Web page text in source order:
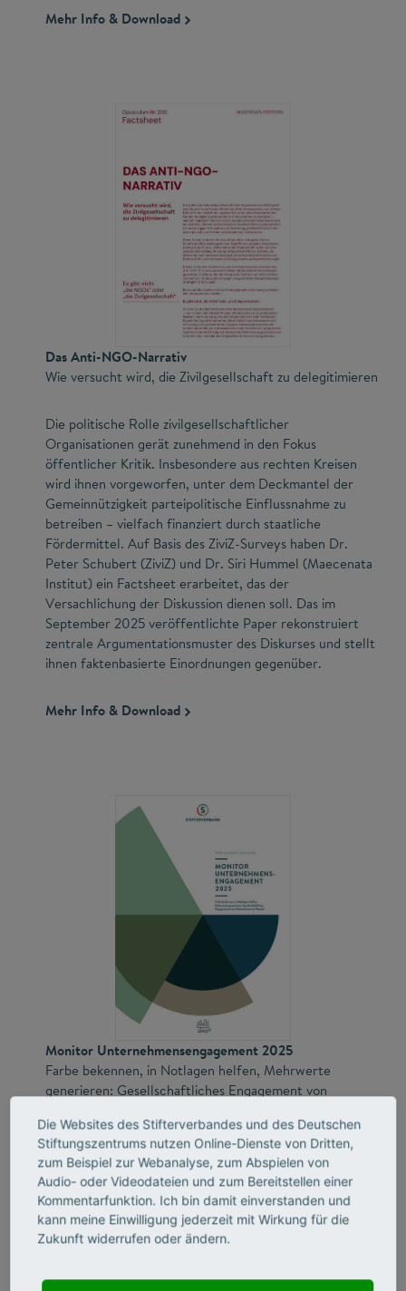
Mehr Info & Download
Das Anti-NGO-Narrativ
Wie versucht wird, die Zivilgesellschaft zu delegitimieren
Die politische Rolle zivilgesellschaftlicher
Organisationen gerät zunehmend in den Fokus
öffentlicher Kritik. Insbesondere aus rechten Kreisen
wird ihnen vorgeworfen, unter dem Deckmantel der
Gemeinnützigkeit parteipolitische Einflussnahme zu
betreiben – vielfach finanziert durch staatliche
Fördermittel. Auf Basis des ZiviZ-Surveys haben Dr.
Peter Schubert (ZiviZ) und Dr. Siri Hummel (Maecenata
Institut) ein Factsheet erarbeitet, das der
Versachlichung der Diskussion dienen soll. Das im
September 2025 veröffentlichte Paper rekonstruiert
zentrale Argumentations­muster des Diskurses und stellt
ihnen faktenbasierte Einordnungen gegenüber.
Mehr Info & Download
Monitor Unternehmensengagement 2025
Farbe bekennen, in Notlagen helfen, Mehrwerte
generieren: Gesellschaftliches Engagement von
Die im Juni 2025 veröffentlichte Studie untersucht das
gesellschaftliche Engagement von kleinen, mittleren
und großen Unternehmen in Deutschland und versucht
damit, ein möglichst repräsentatives und aktuelles Bild
von der privatwirtschaftlich geförderten
von Umfang, Formen und den wahrgenommenen
Die Websites des Stifterverbandes und des Deutschen
Stiftungszentrums nutzen Online-Dienste von Dritten,
zum Beispiel zur Webanalyse, zum Abspielen von
Audio- oder Videodateien und zum Bereitstellen einer
Kommentarfunktion. Ich bin damit einverstanden und
kann meine Einwilligung jederzeit mit Wirkung für die
Zukunft widerrufen oder ändern.